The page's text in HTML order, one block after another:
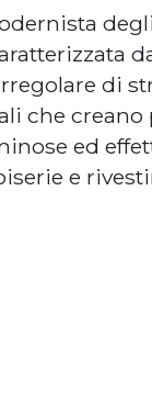
di
che creano
ed
e